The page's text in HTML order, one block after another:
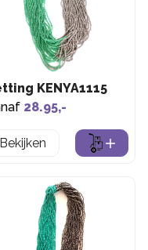
KENYA1115
28.95,-
Bekijken